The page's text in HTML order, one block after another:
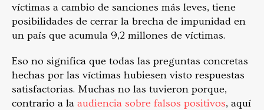
víctimas a cambio de sanciones más leves, tiene
posibilidades de cerrar la brecha de impunidad en
un país que acumula 9,2 millones de víctimas.
Eso no significa que todas las preguntas concretas
hechas por las víctimas hubiesen visto respuestas
satisfactorias. Muchas no las tuvieron porque,
contrario a la audiencia sobre falsos positivos, aquí